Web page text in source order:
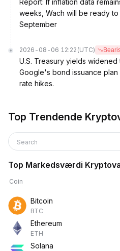
Report: If inflation data
weeks, Wach will be ready
September
2026-08-06 12:22 (UTC)
U.S. Treasury yields
Google's bond issuance
rate hikes.
Top Trendende
Search
Top Markedsværdi
Coin
Bitcoin
BTC
Ethereum
ETH
Solana